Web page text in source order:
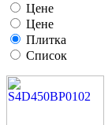
Цене
Цене
Плитка
Список